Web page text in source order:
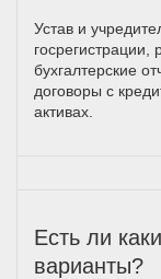
Устав и
бухгалтерские
договоры с
активах.
Есть ли
варианты?